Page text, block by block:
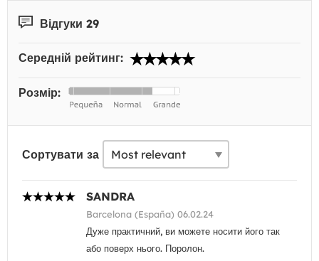
Відгуки 29
Середній рейтинг:
Розмір:
Сортувати за
SANDRA
Barcelona (España) 06.02.24
Дуже практичний, ви можете носити його так
або поверх нього. Поролон.